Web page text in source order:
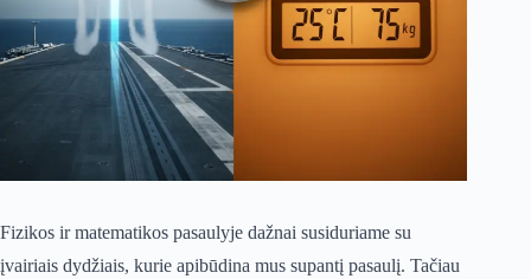
Fizikos ir matematikos pasaulyje dažnai susiduriame su
įvairiais dydžiais, kurie apibūdina mus supantį pasaulį. Tačiau